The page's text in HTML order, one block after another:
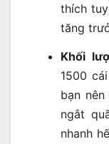
thích
tăng
Khối
1500
bạn
ngắt
nhanh